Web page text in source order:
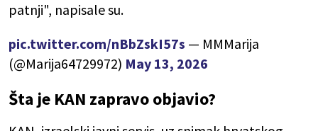
patnji", napisale su.
pic.twitter.com/nBbZskI57s — MMMarija
(@Marija64729972) May 13, 2026
Šta je KAN zapravo objavio?